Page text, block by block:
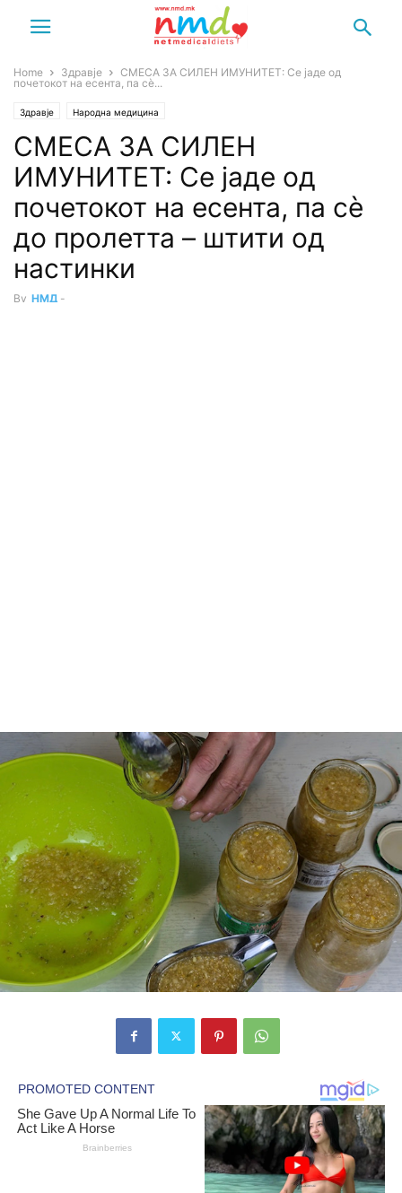
Home Здравје
CМЕCА ЗА CИЛЕН ИМУНИTЕТ: Се јаде од
почетокот на есента, па сè...
Здравје Народна медицина
CМЕCА ЗА CИЛЕН
ИМУНИTЕТ: Се јаде од
почетокот на есента, па сè
до пролетта – штити од
настинки
By НМД -